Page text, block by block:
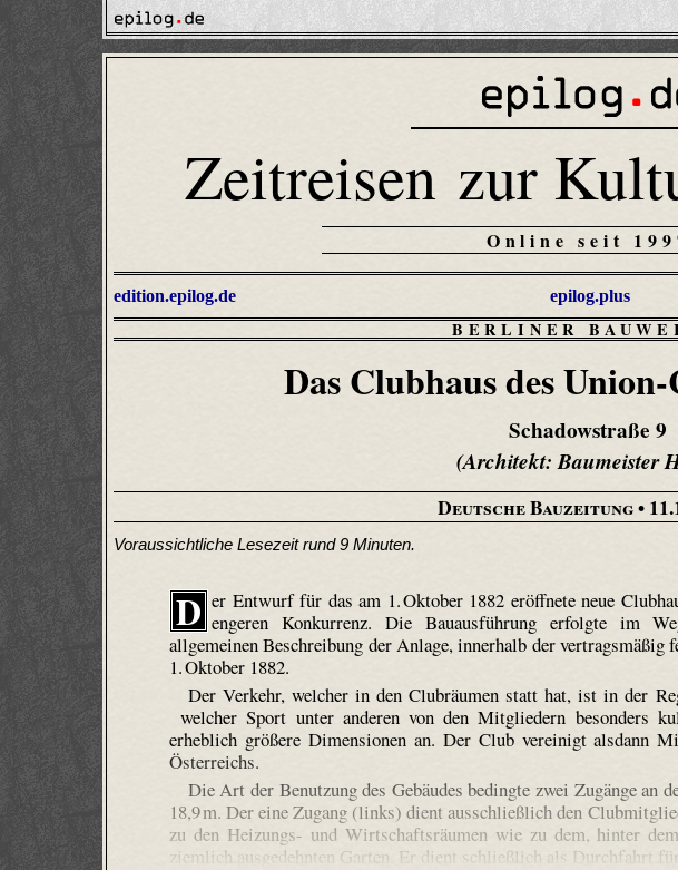
Zeitreisen zur
Online seit
edition.epilog.de epilog.plus
BERLINER
Das Clubhaus des
Schadowstraße 9
(Architekt: Baumeister
Deutsche Bauzeitung•
Voraussichtliche Lesezeit rund 9 Minuten.
D er Entwurf für das am 1. Oktober 1882 eröffnete neue
engeren Konkurrenz. Die Bauausführung erfolgte im
allgemeinen Beschreibung der Anlage, innerhalb der vertragsmäßig
1. Oktober 1882.
Der Verkehr, welcher in den Clubräumen statt hat, ist in der
welcher Sport unter anderen von den Mitgliedern
erheblich größere Dimensionen an. Der Club vereinigt alsdann
Österreichs.
Die Art der Benutzung des Gebäudes bedingte zwei Zugänge an
18,9 m. Der eine Zugang (links) dient ausschließlich den
zu den Heizungs- und Wirtschaftsräumen wie zu dem, hinter
ziemlich ausgedehnten Garten. Er dient schließlich als Durchfahrt